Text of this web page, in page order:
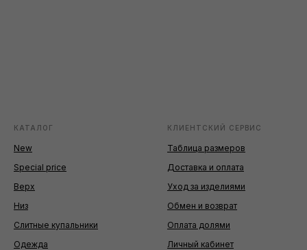
КАТАЛОГ
New
Special price
Верх
Низ
Слитные купальники
Одежда
КЛИЕНТСКИЙ СЕРВИС
Таблица размеров
Доставка и оплата
Уход за изделиями
Обмен и возврат
Оплата долями
Личный кабинет